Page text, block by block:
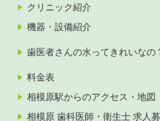
クリニック紹介
機器・設備紹介
歯医者さんの水ってきれいなの
料金表
相模原駅からのアクセス・地図
相模原 歯科医師・衛生士 求人